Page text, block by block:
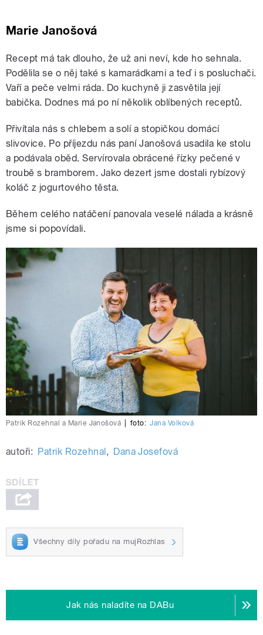
Marie Janošová
Recept má tak dlouho, že už ani neví, kde ho sehnala.
Podělila se o něj také s kamarádkami a teď i s posluchači.
Vaří a peče velmi ráda. Do kuchyně ji zasvětila její
babička. Dodnes má po ní několik oblíbených receptů.
Přivítala nás s chlebem a solí a stopičkou domácí
slivovice. Po příjezdu nás paní Janošová usadila ke stolu
a podávala oběd. Servírovala obrácené řízky pečené v
troubě s bramborem. Jako dezert jsme dostali rybízový
koláč z jogurtového těsta.
Během celého natáčení panovala veselé nálada a krásně
jsme si popovídali.
Patrik Rozehnal a Marie Janošová foto: Jana Volková
autoři: Patrik Rozehnal, Dana Josefová
Všechny díly pořadu na mujRozhlas
Jak nás naladíte na DABu